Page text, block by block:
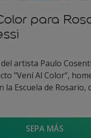
para
artista Paulo
"Vení Al Color“,
la Escuela de Rosario,
SEPA MÁS